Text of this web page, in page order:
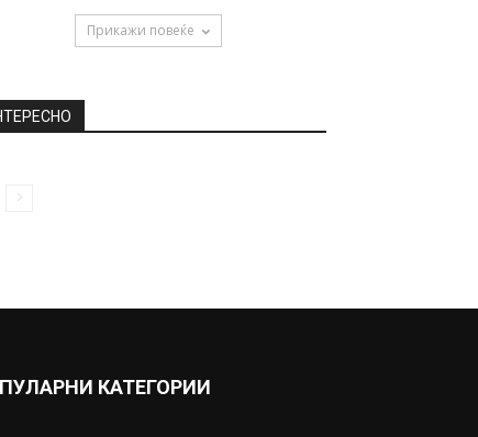
Прикажи повеќе
КАТЕГОРИИ